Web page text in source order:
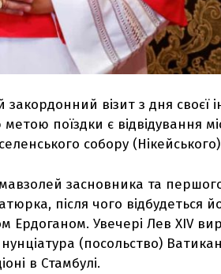
візит з дня своєї
поїздки є відвідування
собору
засновника та
після чого відбудеться
Ердоганом. Увечері Лев XIV
(посольство)
в Стамбулі.